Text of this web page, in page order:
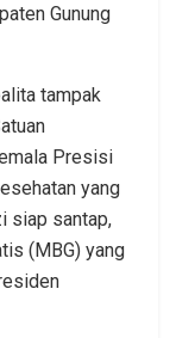
Gunung
tampak
Presisi
yang
siap santap,
(MBG) yang